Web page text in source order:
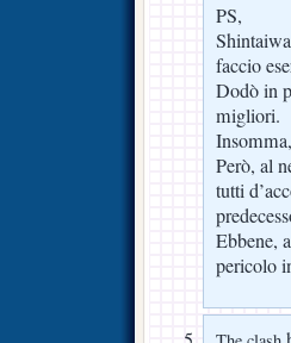
PS,
faccio
Dodò in
migliori.
Però, al
tutti
Ebbene,
pericolo